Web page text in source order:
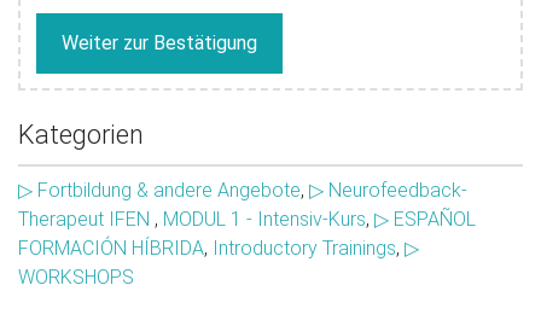
Weiter zur Bestätigung
Kategorien
▷ Fortbildung & andere Angebote, ▷ Neurofeedback-
Therapeut IFEN , MODUL 1 - Intensiv-Kurs, ▷ ESPAÑOL
FORMACIÓN HÍBRIDA, Introductory Trainings, ▷
WORKSHOPS